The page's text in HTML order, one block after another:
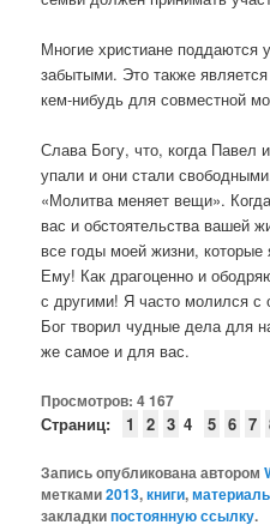
Многие христиане поддаются
забытыми. Это также
кем-нибудь для совместной
Слава Богу, что, когда Павел
упали и они стали
«Молитва меняет вещи».
вас и обстоятельства вашей
все годы моей жизни,
Ему! Как драгоценно и
с другими! Я часто молился
Бог творил чудные дела для
же самое и для вас.
Просмотров: 4 167
Страниц: 1 2 3 4 5 6 7
Запись опубликована автором
метками2013,книги,
закладкипостоянную ссылку.